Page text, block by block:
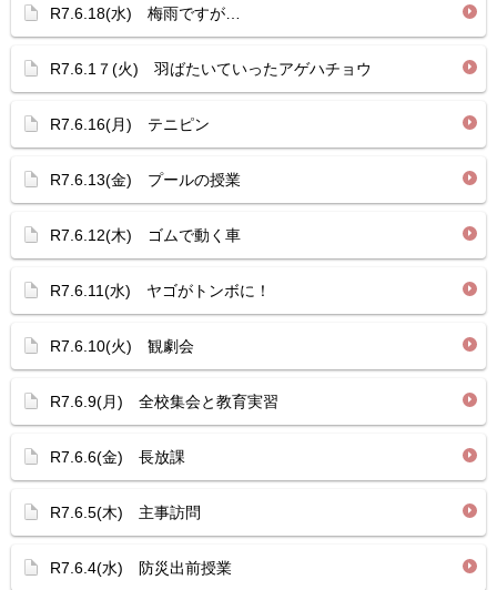
R7.6.18(水) 梅雨ですが…
R7.6.1７(火) 羽ばたいていったアゲハチョウ
R7.6.16(月) テニピン
R7.6.13(金) プールの授業
R7.6.12(木) ゴムで動く車
R7.6.11(水) ヤゴがトンボに！
R7.6.10(火) 観劇会
R7.6.9(月) 全校集会と教育実習
R7.6.6(金) 長放課
R7.6.5(木) 主事訪問
R7.6.4(水) 防災出前授業